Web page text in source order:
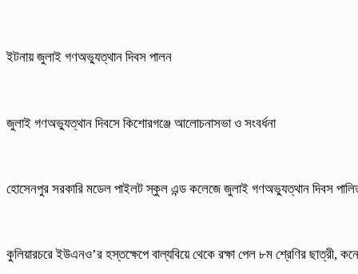
ইটনায় জুলাই গণঅভ্যুত্থান দিবস পালন
জুলাই গণঅভ্যুত্থান দিবসে কিশোরগঞ্জে আলোচনাসভা ও সংবর্ধনা
হোসেনপুর সরকারি মডেল পাইলট স্কুল এন্ড কলেজে জুলাই গণঅভ্যুত্থান দিবস
কুলিয়ারচরে ইউএনও’র হস্তক্ষেপে বাল্যবিয়ে থেকে রক্ষা পেল ৮ম শ্রেণির ছাত্রী,